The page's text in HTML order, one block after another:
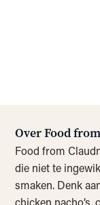
Over Food
Food from
die niet te
smaken. Denk